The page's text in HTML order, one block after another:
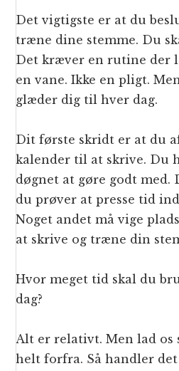
Det vigtigste er at du
træne dine stemme. Du
Det kræver en rutine der
en vane. Ikke en pligt.
glæder dig til hver dag.
Dit første skridt er at du
kalender til at skrive. Du
døgnet at gøre godt med.
du prøver at presse tid
Noget andet må vige
at skrive og træne din
Hvor meget tid skal du
dag?
Alt er relativt. Men lad os
helt forfra. Så handler det